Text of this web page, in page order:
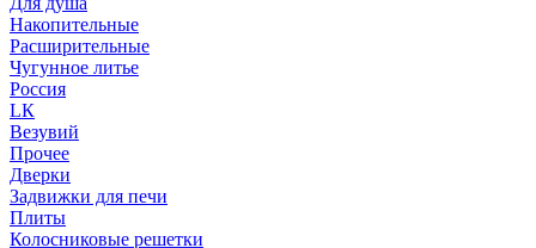
Накопительные
Расширительные
Чугунное литье
Россия
LК
Везувий
Прочее
Дверки
Задвижки для печи
Плиты
Колосниковые решетки